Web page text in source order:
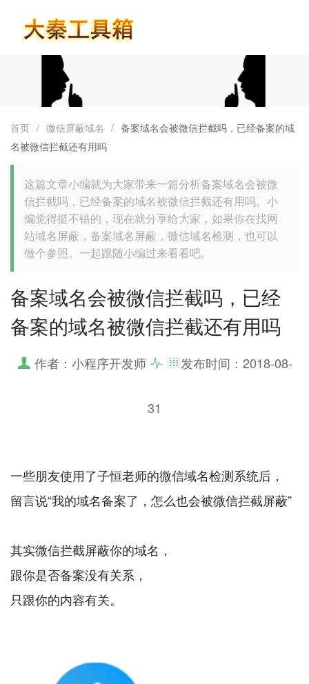
首页 / 微信屏蔽域名 / 备案域名会被微信拦截吗，已经备案的域
名被微信拦截还有用吗
这篇文章小编就为大家带来一篇分析备案域名会被微
信拦截吗，已经备案的域名被微信拦截还有用吗。小
编觉得挺不错的，现在就分享给大家，如果你在找网
站域名屏蔽，备案域名屏蔽，微信域名检测，也可以
做个参照。一起跟随小编过来看看吧。
备案域名会被微信拦截吗，已经
备案的域名被微信拦截还有用吗
作者：小程序开发师 发布时间： 2018-08-
31
一些朋友使用了子恒老师的微信域名检测系统后，
留言说“我的域名备案了，怎么也会被微信拦截屏蔽”
其实微信拦截屏蔽你的域名，
跟你是否备案没有关系，
只跟你的内容有关。